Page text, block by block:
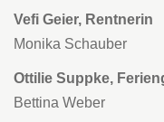
Vefi Geier, Rentnerin
Monika Schauber
Ottilie Suppke,
Bettina Weber